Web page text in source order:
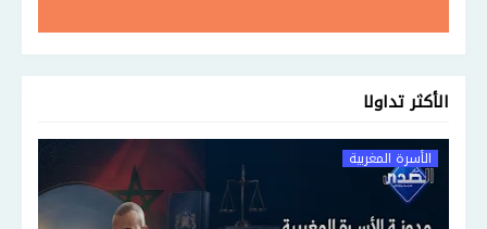
الأكثر تداولا
الأسرة المغربية